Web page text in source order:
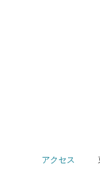
アクセス